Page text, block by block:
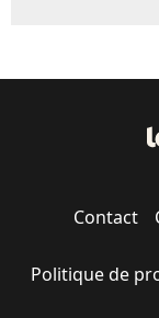
Contact
Politique de